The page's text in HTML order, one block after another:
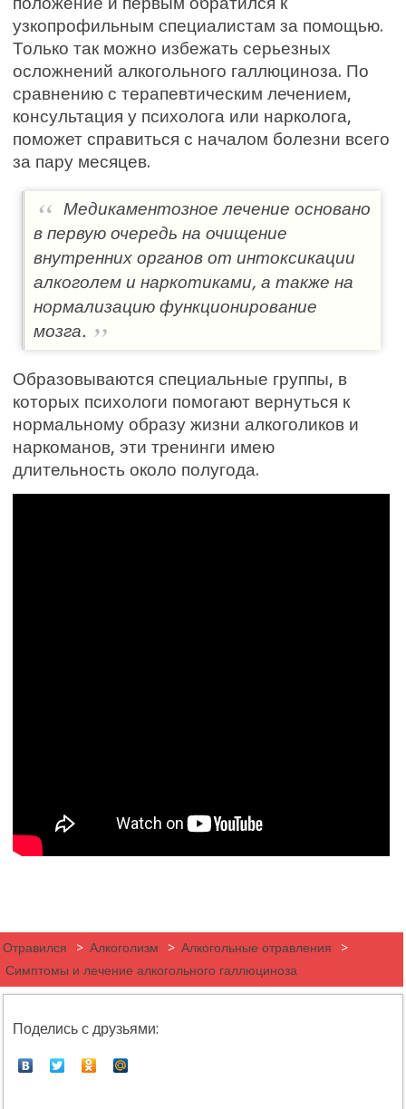
узкопрофильным специалистам за помощью.
Только так можно избежать серьезных
осложнений алкогольного галлюциноза. По
сравнению с терапевтическим лечением,
консультация у психолога или нарколога,
поможет справиться с началом болезни всего
за пару месяцев.
Медикаментозное лечение основано
в первую очередь на очищение
внутренних органов от интоксикации
алкоголем и наркотиками, а также на
нормализацию функционирование
мозга.
Образовываются специальные группы, в
которых психологи помогают вернуться к
нормальному образу жизни алкоголиков и
наркоманов, эти тренинги имею
длительность около полугода.
Отравился > Алкоголизм > Алкогольные отравления
>
Симптомы и лечение алкогольного галлюциноза
Поделись с друзьями: